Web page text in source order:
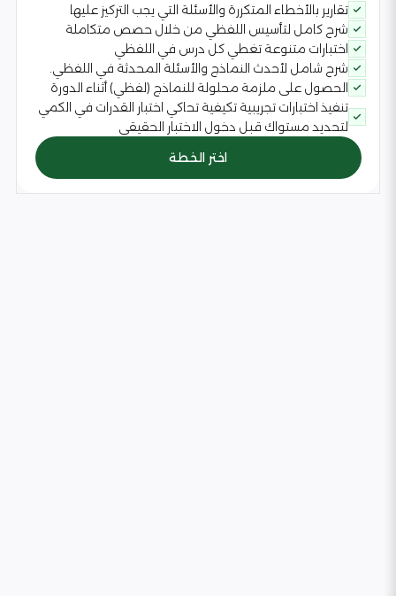
تقارير بالأخطاء المتكررة والأسئلة التي يجب التركيز عليها
شرح كامل لتأسيس اللفظي من خلال حصص متكاملة
اختبارات متنوعة تغطي كل درس في اللفظي
شرح شامل لأحدث النماذج والأسئلة المحدثة في اللفظي.
الحصول على ملزمة محلولة للنماذج (لفظي) أثناء الدورة
تنفيذ اختبارات تجريبية تكيفية تحاكي اختبار القدرات في الكمي
لتحديد مستواك قبل دخول الاختبار الحقيقي
اختر الخطة